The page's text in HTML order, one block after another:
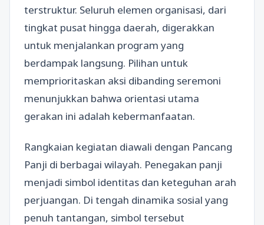
terstruktur. Seluruh elemen organisasi, dari
tingkat pusat hingga daerah, digerakkan
untuk menjalankan program yang
berdampak langsung. Pilihan untuk
memprioritaskan aksi dibanding seremoni
menunjukkan bahwa orientasi utama
gerakan ini adalah kebermanfaatan.
Rangkaian kegiatan diawali dengan Pancang
Panji di berbagai wilayah. Penegakan panji
menjadi simbol identitas dan keteguhan arah
perjuangan. Di tengah dinamika sosial yang
penuh tantangan, simbol tersebut